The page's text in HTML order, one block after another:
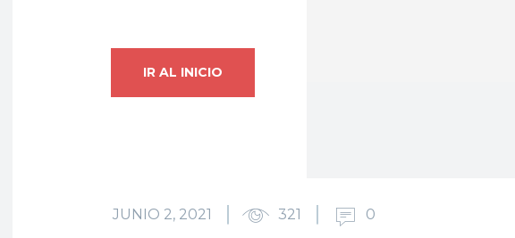
IR AL INICIO
JUNIO 2, 2021 321 0